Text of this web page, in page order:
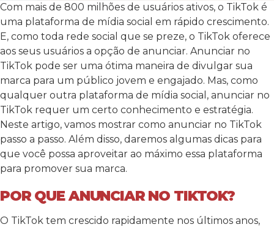
Com mais de 800 milhões de usuários ativos, o TikTok é
uma plataforma de mídia social em rápido crescimento.
E, como toda rede social que se preze, o TikTok oferece
aos seus usuários a opção de anunciar. Anunciar no
TikTok pode ser uma ótima maneira de divulgar sua
marca para um público jovem e engajado. Mas, como
qualquer outra plataforma de mídia social, anunciar no
TikTok requer um certo conhecimento e estratégia.
Neste artigo, vamos mostrar como anunciar no TikTok
passo a passo. Além disso, daremos algumas dicas para
que você possa aproveitar ao máximo essa plataforma
para promover sua marca.
POR QUE ANUNCIAR NO TIKTOK?
O TikTok tem crescido rapidamente nos últimos anos,